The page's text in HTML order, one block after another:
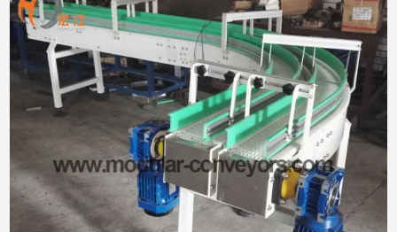
посетить нас в любое время.